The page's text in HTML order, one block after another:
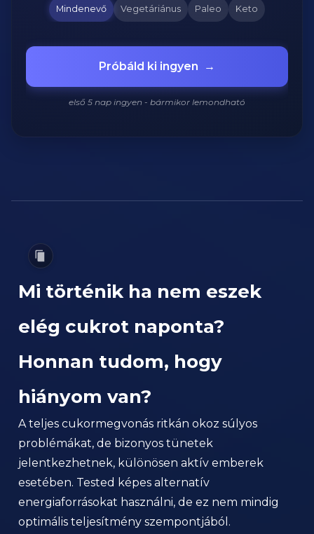
Mindenevő Vegetáriánus Paleo Keto
Próbáld ki ingyen →
első 5 nap ingyen - bármikor lemondható
Mi történik ha nem eszek
elég cukrot naponta?
Honnan tudom, hogy
hiányom van?
A teljes cukormegvonás ritkán okoz súlyos
problémákat, de bizonyos tünetek
jelentkezhetnek, különösen aktív emberek
esetében. Tested képes alternatív
energiaforrásokat használni, de ez nem mindig
optimális teljesítmény szempontjából.